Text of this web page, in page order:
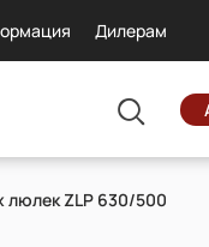
Дилерам
люлек ZLP 630/500